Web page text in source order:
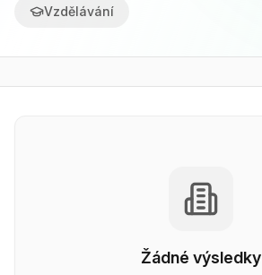
Vzdělávání
Žádné výsledky